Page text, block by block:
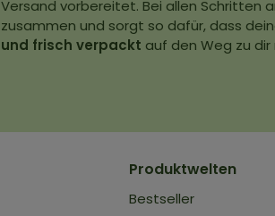
Versand vorbereitet. Bei allen Schritten
zusammen und sorgt so dafür, dass
und frisch verpackt auf den Weg zu
Produktwelten
Bestseller